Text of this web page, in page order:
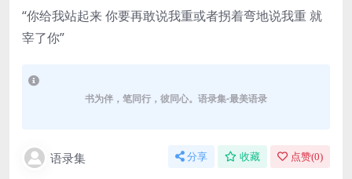
“你给我站起来 你要再敢说我重或者拐着弯地说我重 就
宰了你”
书为伴，笔同行，彼同心。语录集-最美语录
语录集 分享 收藏 点赞(0)